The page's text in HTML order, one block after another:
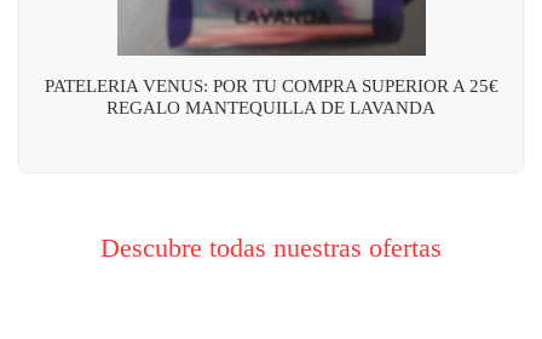
PATELERIA VENUS: POR TU COMPRA SUPERIOR A 25€
REGALO MANTEQUILLA DE LAVANDA
Descubre todas nuestras ofertas